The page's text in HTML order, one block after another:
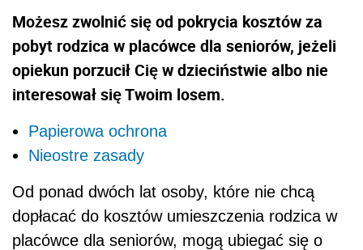
Możesz zwolnić się od pokrycia kosztów za
pobyt rodzica w placówce dla seniorów, jeżeli
opiekun porzucił Cię w dzieciństwie albo nie
interesował się Twoim losem.
Papierowa ochrona
Nieostre zasady
Od ponad dwóch lat osoby, które nie chcą
dopłacać do kosztów umieszczenia rodzica w
placówce dla seniorów, mogą ubiegać się o